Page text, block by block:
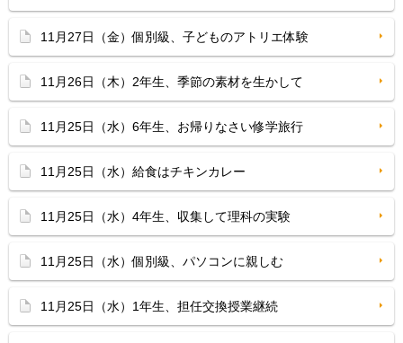
11月27日（金）個別級、子どものアトリエ体験
11月26日（木）2年生、季節の素材を生かして
11月25日（水）6年生、お帰りなさい修学旅行
11月25日（水）給食はチキンカレー
11月25日（水）4年生、収集して理科の実験
11月25日（水）個別級、パソコンに親しむ
11月25日（水）1年生、担任交換授業継続